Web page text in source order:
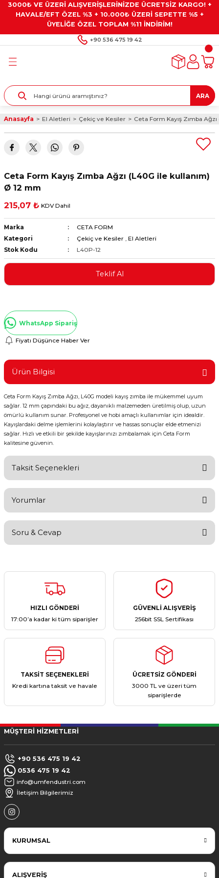
3000₺ VE ÜZERİ ALIŞVERİŞLERİNİZDE ÜCRETSİZ KARGO! +
HAVALE/EFT ÖZEL %3 + 10.000₺ ÜZERİ SEPETTE %5 +
ÜYELİĞE ÖZEL TOPLAM %11 İNDİRİM!
+90 536 475 19 42
Geri Dön
Geri Dön
Geri Dön
Gresler
Geri Dön
Alet Setleri
ve Multimetreler
ve Penseler
Atölye Aletleri
Geri Dön
Taşları ve
ARA
Anasayfa El Aletleri Çekiç ve Kesiler Ceta Form Kayış Zımba
Ceta Form Kayış Zımba Ağzı (L40G ile kullanım)
Ø 12 mm
215,07 ₺ KDV Dahil
Marka
CETA FORM
Kategori
Çekiç ve Kesiler , El Aletleri
Stok Kodu
L40P-12
Teklif Al
WhatsApp Sipariş
Fiyatı Düşünce Haber Ver
Ürün Bilgisi
Ceta Form Kayış Zımba Ağzı, L40G modeli kayış zımba ile mükemmel uyum
sağlar. 12 mm çapındaki bu ağız, dayanıklı malzemeden üretilmiş olup, uzun
ömürlü kullanım sunar. Profesyonel ve hobi amaçlı kullanımlar için idealdir.
Kayışlardaki delme işlemlerini kolaylaştırır ve hassas sonuçlar elde etmenizi
sağlar. Hızlı ve etkili bir şekilde kayışlarınızı zımbalamak için Ceta Form
kalitesine güvenin.
Taksit Seçenekleri
Yorumlar
Yorum Yaz
Soru & Cevap
Ürün hakkında henüz soru sorulmamış.
HIZLI GÖNDERİ
17:00’a kadar ki tüm siparişler
GÜVENLİ ALIŞVERİŞ
256bit SSL Sertifikası
TAKSİT SEÇENEKLERİ
Kredi kartına taksit ve havale
ÜCRETSİZ GÖNDERİ
3000 TL ve üzeri tüm
siparişlerde
MÜŞTERİ HİZMETLERİ
+90 536 475 19 42
0536 475 19 42
info@umfendustri.com
İletişim Bilgilerimiz
KURUMSAL
ALIŞVERİŞ